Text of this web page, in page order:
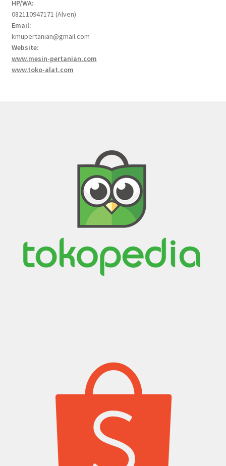
HP/WA:
082110947171 (Alven)
Email:
kmupertanian@gmail.com
Website:
www.mesin-pertanian.com
www.toko-alat.com